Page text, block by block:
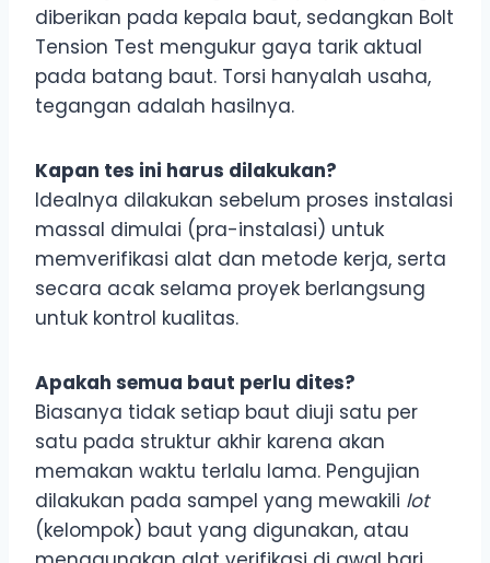
diberikan pada kepala baut, sedangkan Bolt
Tension Test mengukur gaya tarik aktual
pada batang baut. Torsi hanyalah usaha,
tegangan adalah hasilnya.
Kapan tes ini harus dilakukan?
Idealnya dilakukan sebelum proses instalasi
massal dimulai (pra-instalasi) untuk
memverifikasi alat dan metode kerja, serta
secara acak selama proyek berlangsung
untuk kontrol kualitas.
Apakah semua baut perlu dites?
Biasanya tidak setiap baut diuji satu per
satu pada struktur akhir karena akan
memakan waktu terlalu lama. Pengujian
dilakukan pada sampel yang mewakili lot
(kelompok) baut yang digunakan, atau